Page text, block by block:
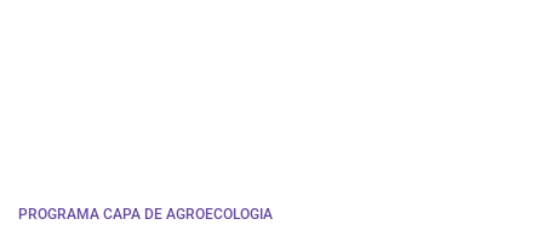
PROGRAMA CAPA DE AGROECOLOGIA